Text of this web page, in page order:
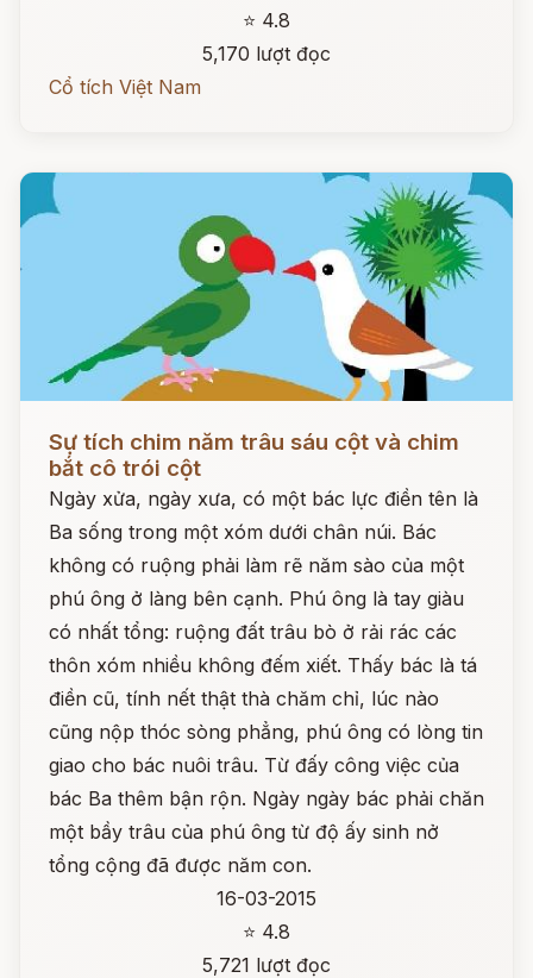
⭐ 4.8
5,170 lượt đọc
Cổ tích Việt Nam
Sự tích chim năm trâu sáu cột và chim
bắt cô trói cột
Ngày xửa, ngày xưa, có một bác lực điền tên là
Ba sống trong một xóm dưới chân núi. Bác
không có ruộng phải làm rẽ năm sào của một
phú ông ở làng bên cạnh. Phú ông là tay giàu
có nhất tổng: ruộng đất trâu bò ở rải rác các
thôn xóm nhiều không đếm xiết. Thấy bác là tá
điền cũ, tính nết thật thà chăm chỉ, lúc nào
cũng nộp thóc sòng phẳng, phú ông có lòng tin
giao cho bác nuôi trâu. Từ đấy công việc của
bác Ba thêm bận rộn. Ngày ngày bác phải chăn
một bầy trâu của phú ông từ độ ấy sinh nở
tổng cộng đã được năm con.
16-03-2015
⭐ 4.8
5,721 lượt đọc